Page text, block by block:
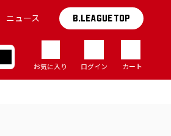
ニュース B.LEAGUE TOP
お気に入り ログイン カート